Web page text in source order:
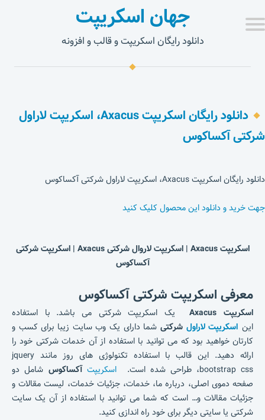
جهان اسکریپت
دانلود رایگان اسکریپت و قالب و افزونه
دانلود رایگان اسکریپت Axacus، اسکریپت لاراول
شرکتی آکساکوس
دانلود رایگان اسکریپت Axacus، اسکریپت لاراول شرکتی آکساکوس
جهت خرید و دانلود این محصول کلیک کنید
اسکریپت Axacus | اسکریپت
لاروال شرکتی Axacus | اسکریپت شرکتی
آکساکوس
معرفی اسکریپت شرکتی آکساکوس
اسکریپت Axacus
یک اسکریپت شرکتی می باشد. با استفاده
این اسکریپت لاراول شرکتی شما دارای یک وب سایت زیبا برای کسب و
کارتان خواهید بود که می توانید با استفاده از آن خدمات شرکتی خود را
ارائه دهید. این قالب با استفاده تکنولوژی های روز مانند jquery
،bootstrap css طراحی شده است.
اسکریپت آکساکوسشامل دو
صفحه دموی اصلی، درباره ‌ما، خدمات، جزئیات خدمات، لیست مقالات و
جزئیات مقالات و… است که شما می توانید با استفاده از آن یک سایت
شرکتی یا سایتی دیگر برای خود راه اندازی کنید.